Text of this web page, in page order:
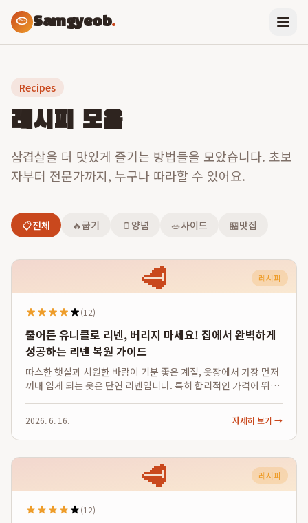
Samgyeob.
Recipes
레시피 모음
삼겹살을 더 맛있게 즐기는 방법들을 모았습니다. 초보
자부터 전문가까지, 누구나 따라할 수 있어요.
📋전체 🔥굽기 🫙 양념 🥗사이드 🏪맛집
🥩 레시피
(12)
줄어든 유니클로 리넨, 버리지 마세요! 집에서 완벽하게
성공하는 리넨 복원 가이드
따스한 햇살과 시원한 바람이 기분 좋은 계절, 옷장에서 가장 먼저
꺼내 입게 되는 옷은 단연 리넨입니다. 특히 합리적인 가격에 뛰어
이템으로 자리 잡았죠. 하지만 아끼는 리넨 옷을 무심코 건조기에
돌렸다가 아이 옷처럼 작...
2026. 6. 16. 자세히 보기 →
🥩 레시피
(12)